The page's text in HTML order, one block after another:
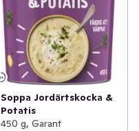
Soppa Jordärtskocka &
Potatis
450 g, Garant